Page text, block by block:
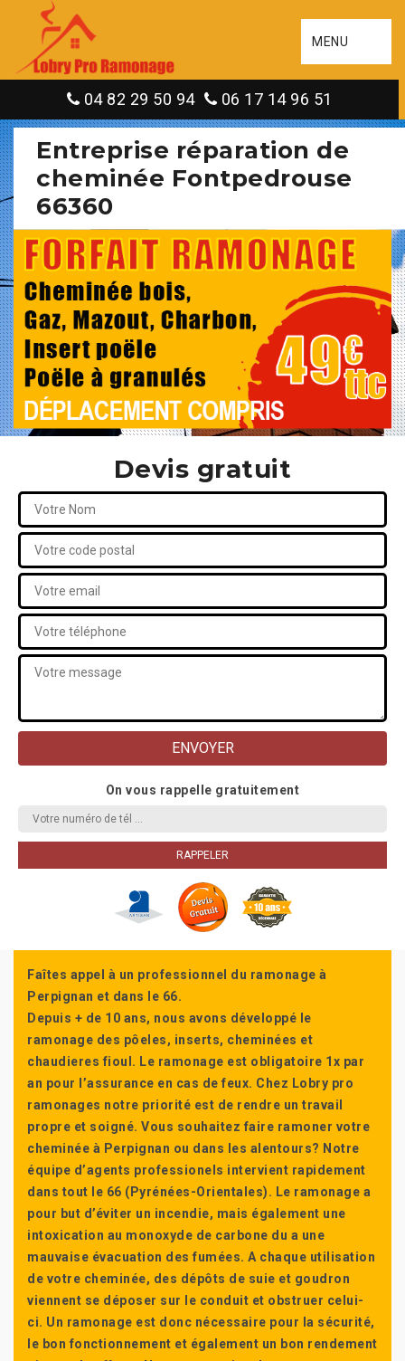
MENU
04 82 29 50 94 06 17 14 96 51
Entreprise réparation de
cheminée Fontpedrouse
66360
Devis gratuit
On vous rappelle gratuitement
Faîtes appel à un professionnel du ramonage à
Perpignan et dans le 66.
Depuis + de 10 ans, nous avons développé le
ramonage des pôeles, inserts, cheminées et
chaudieres fioul. Le ramonage est obligatoire 1x par
an pour l’assurance en cas de feux. Chez Lobry pro
ramonages notre priorité est de rendre un travail
propre et soigné. Vous souhaitez faire ramoner votre
cheminée à Perpignan ou dans les alentours? Notre
équipe d’agents professionels intervient rapidement
dans tout le 66 (Pyrénées-Orientales). Le ramonage a
pour but d’éviter un incendie, mais également une
intoxication au monoxyde de carbone du a une
mauvaise évacuation des fumées. A chaque utilisation
de votre cheminée, des dépôts de suie et goudron
viennent se déposer sur le conduit et obstruer celui-
ci. Un ramonage est donc nécessaire pour la sécurité,
le bon fonctionnement et également un bon rendement